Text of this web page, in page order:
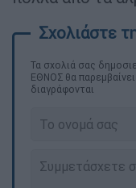
Τα σχολιά σας
ΕΘΝΟΣ θα
διαγράφονται